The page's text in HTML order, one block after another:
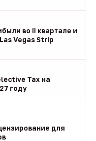
во II квартале и
Vegas Strip
Tax на
году
для